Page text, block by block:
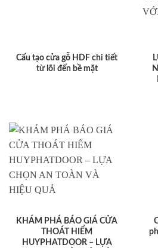
Cấu tạo cửa gỗ HDF chi tiết
từ lõi đến bề mặt
KHÁM PHÁ BÁO GIÁ CỬA
THOÁT HIỂM
HUYPHATDOOR – LỰA